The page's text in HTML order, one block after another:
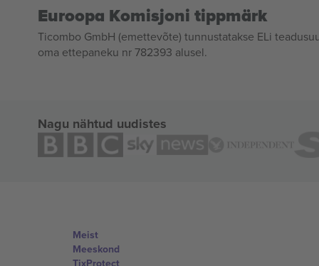
Euroopa Komisjoni tippmärk
Ticombo GmbH (emettevõte) tunnustatakse ELi
oma ettepaneku nr 782393 alusel.
Nagu nähtud uudistes
Meist
Meeskond
TixProtect